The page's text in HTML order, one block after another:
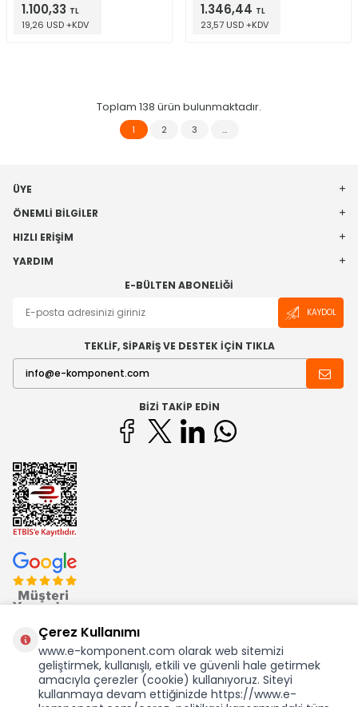
1.100,33 TL
19,26 USD +KDV
1.346,44 TL
23,57 USD +KDV
Toplam 138 ürün bulunmaktadır.
1 2 3 …
ÜYE
ÖNEMLI BILGILER
HIZLI ERIŞIM
YARDIM
E-BÜLTEN ABONELIĞI
KAYDOL
TEKLİF, SİPARİŞ VE DESTEK İÇİN TIKLA
BIZI TAKIP EDIN
Ekom Elk. Elektronik San. ve Tic. A.Ş.'nin Tescilli Bir Markasıdır
Çerez Kullanımı
www.e-komponent.com olarak web sitemizi
geliştirmek, kullanışlı, etkili ve güvenli hale getirmek
amacıyla çerezler (cookie) kullanıyoruz. Siteyi
kullanmaya devam ettiğinizde https://www.e-